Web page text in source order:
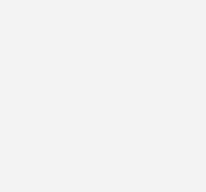
Địa chỉ chữa viêm amidan hốc mủ an
Bạn có thể có cơ hội sử dịch vụ khám chữa
cơ sở uy tín khi tham khảo ý kiến của
bạn sẽ đưa ra cho bạn những thông tin hữu
Bên cạnh đó với thời kỳ bùng nổ thông tin
địa chỉ khám chữa viêm amidan hốc mủ uy
giản. Khách hàng chỉ cần ngồi trước màn
tính có kết nối internet là có thể tìm kiếm